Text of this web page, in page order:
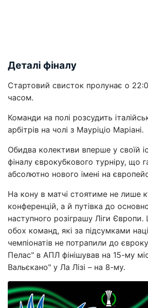
Деталі фіналу
Стартовий свисток пролунає о
часом.
Команди на полі розсудить
арбітрів на чолі з Мауріціо Маріані.
Обидва колективи вперше у своїй
фіналу єврокубкового турніру, що
абсолютно нового імені на
На кону в матчі стоятиме не лише
конференцій, а й путівка до
наступного розіграшу Ліги
обох команд, які за підсумками
чемпіонатів не потрапили до
Пелас" в АПЛ фінішував на 15-му
Вальєкано" у Ла Лізі – на 8-му.